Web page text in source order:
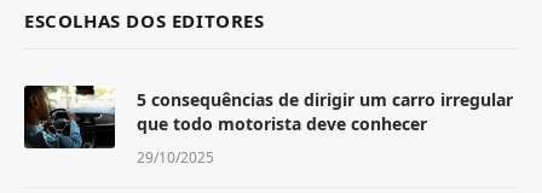
ESCOLHAS DOS EDITORES
5 consequências de dirigir um carro irregular
que todo motorista deve conhecer
29/10/2025